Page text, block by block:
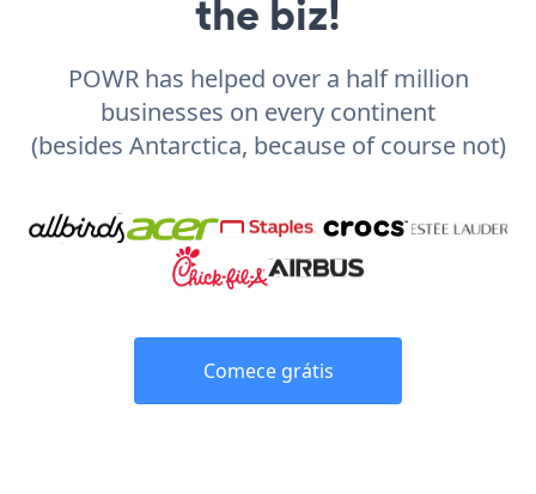
the biz!
POWR has helped over a half million
businesses on every continent
(besides Antarctica, because of course not)
Comece grátis